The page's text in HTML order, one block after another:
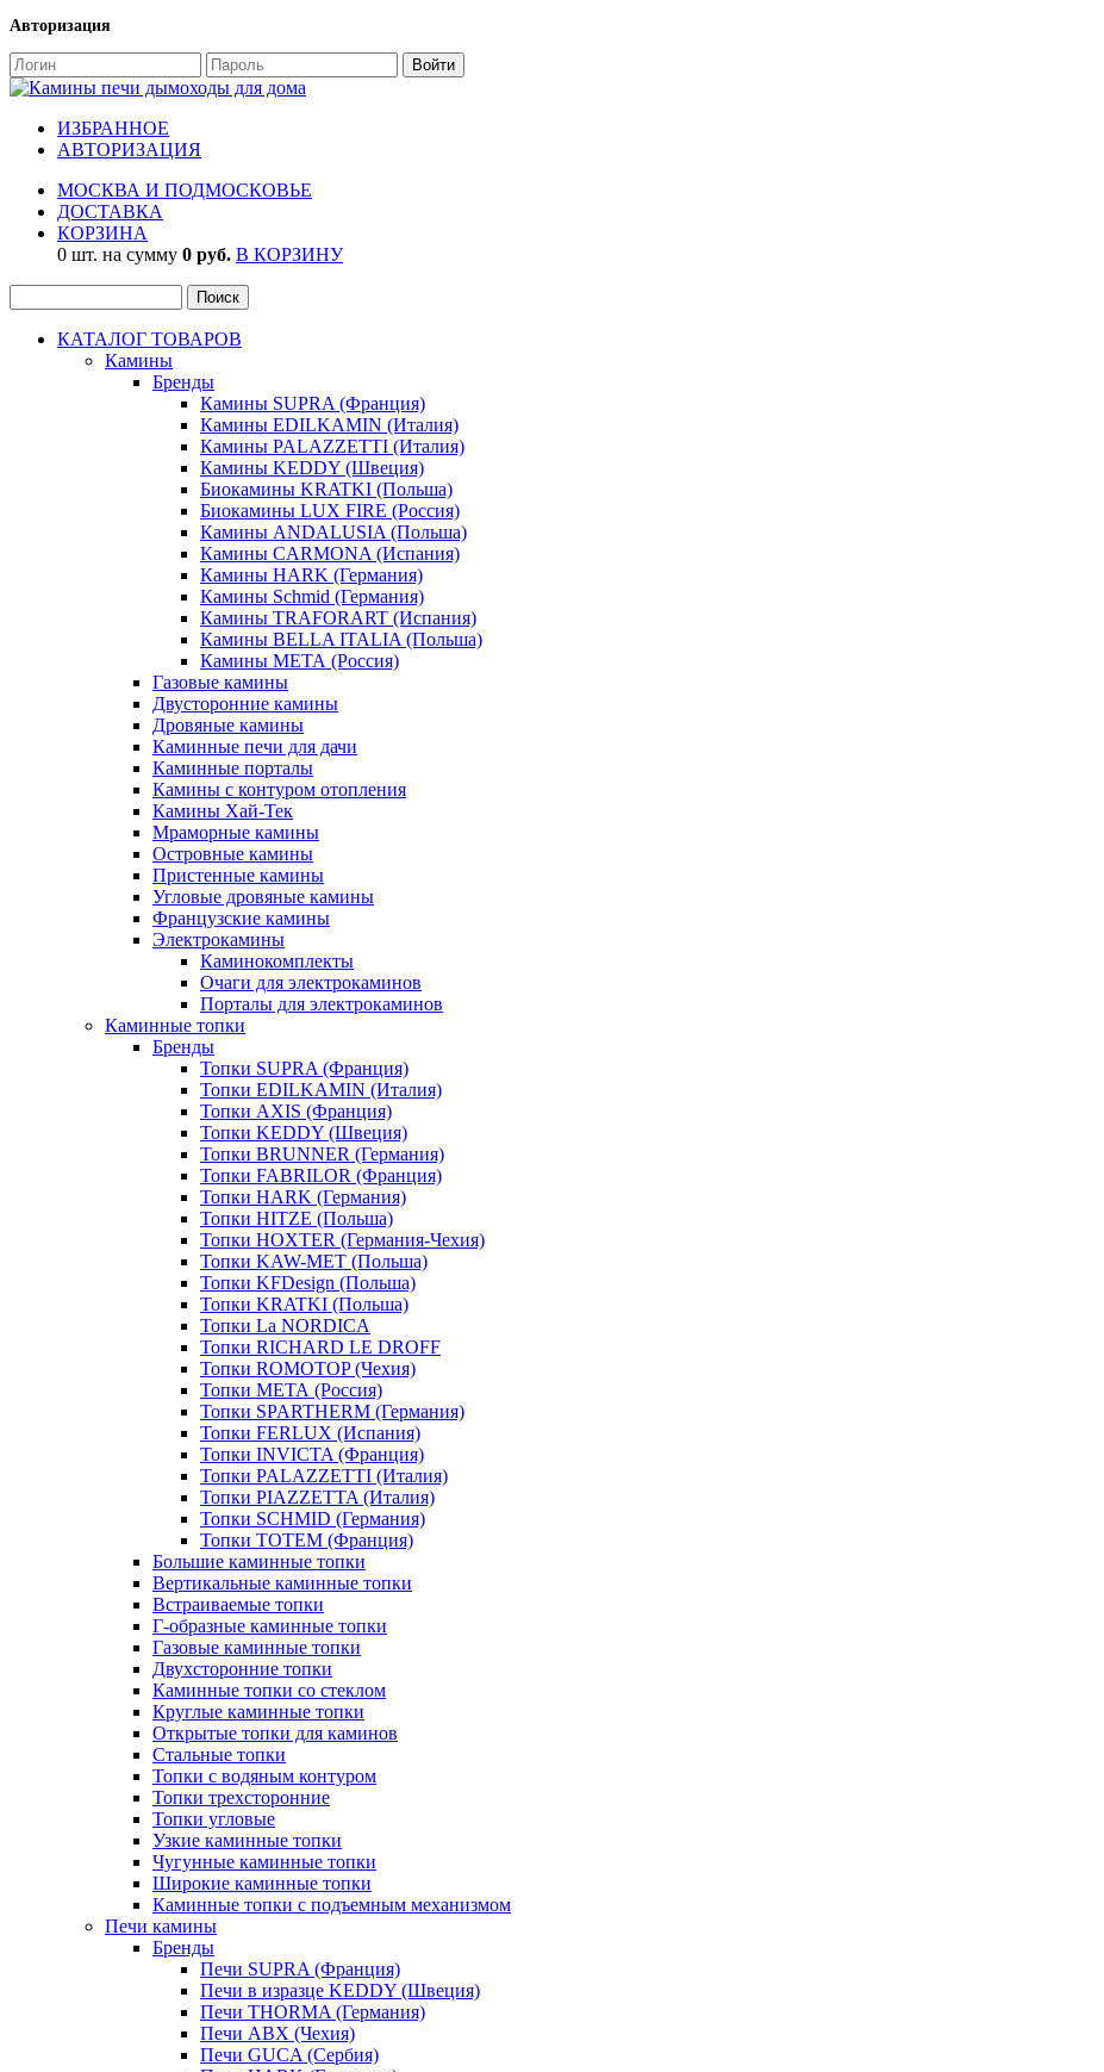
Авторизация
ИЗБРАННОЕ
АВТОРИЗАЦИЯ
МОСКВА И ПОДМОСКОВЬЕ
ДОСТАВКА
КОРЗИНА
0 шт. на сумму 0 руб. В КОРЗИНУ
КАТАЛОГ ТОВАРОВ
Камины
Бренды
Камины SUPRA (Франция)
Камины EDILKAMIN (Италия)
Камины PALAZZETTI (Италия)
Камины KEDDY (Швеция)
Биокамины KRATKI (Польша)
Биокамины LUX FIRE (Россия)
Камины ANDALUSIA (Польша)
Камины CARMONA (Испания)
Камины HARK (Германия)
Камины Schmid (Германия)
Камины TRAFORART (Испания)
Камины BELLA ITALIA (Польша)
Камины МЕТА (Россия)
Газовые камины
Двусторонние камины
Дровяные камины
Каминные печи для дачи
Каминные порталы
Камины с контуром отопления
Камины Хай-Тек
Мраморные камины
Островные камины
Пристенные камины
Угловые дровяные камины
Французские камины
Электрокамины
Каминокомплекты
Очаги для электрокаминов
Порталы для электрокаминов
Каминные топки
Бренды
Топки SUPRA (Франция)
Топки EDILKAMIN (Италия)
Топки AXIS (Франция)
Топки KEDDY (Швеция)
Топки BRUNNER (Германия)
Топки FABRILOR (Франция)
Топки HARK (Германия)
Топки HITZE (Польша)
Топки HOXTER (Германия-Чехия)
Топки KAW-MET (Польша)
Топки KFDesign (Польша)
Топки KRATKI (Польша)
Топки La NORDICA
Топки RICHARD LE DROFF
Топки ROMOTOP (Чехия)
Топки МЕТА (Россия)
Топки SPARTHERM (Германия)
Топки FERLUX (Испания)
Топки INVICTA (Франция)
Топки PALAZZETTI (Италия)
Топки PIAZZETTA (Италия)
Топки SCHMID (Германия)
Топки TOTEM (Франция)
Большие каминные топки
Вертикальные каминные топки
Встраиваемые топки
Г-образные каминные топки
Газовые каминные топки
Двухсторонние топки
Каминные топки со стеклом
Круглые каминные топки
Открытые топки для каминов
Стальные топки
Топки с водяным контуром
Топки трехсторонние
Топки угловые
Узкие каминные топки
Чугунные каминные топки
Широкие каминные топки
Каминные топки с подъемным механизмом
Печи камины
Бренды
Печи SUPRA (Франция)
Печи в изразце KEDDY (Швеция)
Печи THORMA (Германия)
Печи ABX (Чехия)
Печи GUCA (Сербия)